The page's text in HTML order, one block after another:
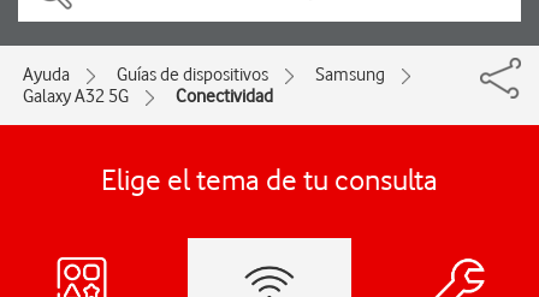
Ayuda Guías de dispositivos
Samsung
Galaxy A32 5G
Conectividad
Elige el tema de tu consulta